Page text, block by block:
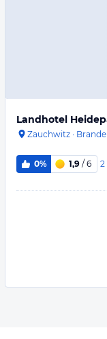
Landhotel
Zauchwitz ·
0% 1,9 / 6 2